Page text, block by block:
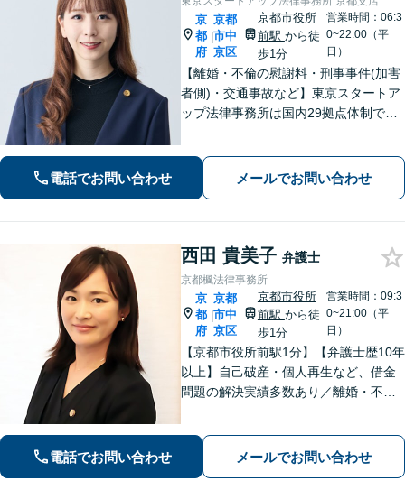
京
都
府
|
京都
市中
京区
京都市役所
前駅 から徒
歩1分
営業時間：06:3
0~22:00（平
日）
【離婚・不倫の慰謝料・刑事事件(加害
者側)・交通事故など】東京スタートア
ップ法律事務所は国内29拠点体制で全
専門性の高い弁護士が寄り添い解決を
サポートします。
電話でお問い合わせ メールでお問い合わせ
西田 貴美子 弁護士
京都楓法律事務所
京
都
府
|
京都
市中
京区
京都市役所
前駅 から徒
歩1分
営業時間：09:3
0~21:00（平
日）
【京都市役所前駅1分】【弁護士歴10年
以上】自己破産・個人再生など、借金
問題の解決実績多数あり／離婚・不貞
みでもお気軽にご利用ください】
電話でお問い合わせ メールでお問い合わせ